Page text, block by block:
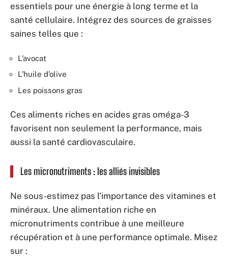
essentiels pour une énergie à long terme et la
santé cellulaire. Intégrez des sources de graisses
saines telles que :
L’avocat
L’huile d’olive
Les poissons gras
Ces aliments riches en acides gras oméga-3
favorisent non seulement la performance, mais
aussi la santé cardiovasculaire.
Les micronutriments : les alliés invisibles
Ne sous-estimez pas l’importance des vitamines et
minéraux. Une alimentation riche en
micronutriments contribue à une meilleure
récupération et à une performance optimale. Misez
sur :